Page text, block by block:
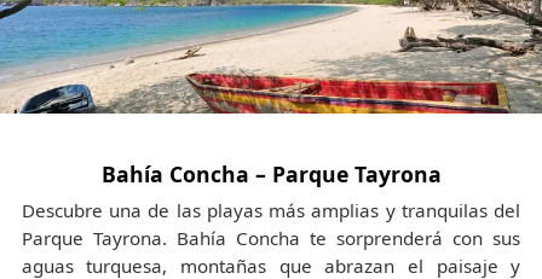
Bahía Concha – Parque Tayrona
Descubre una de las playas más amplias y tranquilas del
Parque Tayrona. Bahía Concha te sorprenderá con sus
aguas turquesa, montañas que abrazan el paisaje y